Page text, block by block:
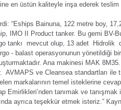
en üstün kaliteyle inşa ederek
“Eships Bainuna, 122 metre boy,
IMO II Product tanker. Bu gemi BV-
tankı mevcut olup, 13 adet Hidrolik
- balast operasyonunun yönetildiği
Ana makinesi MAK
AVMAPS ve Cleansea standartları ile
markalarının temel isteklerine
Emirlikleri’nden tanımak ve
ayrıca teşekkür etmek isteriz.”